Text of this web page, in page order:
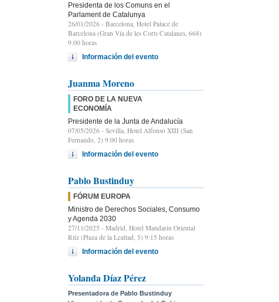
Presidenta de los Comuns en el
Parlament de Catalunya
26/01/2026 - Barcelona, Hotel Palace de
Barcelona (Gran Vía de les Corts Catalanes, 668)
9.00 horas
Información del evento
Juanma Moreno
FORO DE LA NUEVA
ECONOMÍA
Presidente de la Junta de Andalucía
07/05/2026 - Sevilla, Hotel Alfonso XIII (San
Fernando, 2) 9:00 horas
Información del evento
Pablo Bustinduy
FÓRUM EUROPA
Ministro de Derechos Sociales, Consumo
y Agenda 2030
27/11/2025 - Madrid, Hotel Mandarin Oriental
Ritz (Plaza de la Lealtad, 5) 9:15 horas
Información del evento
Yolanda Díaz Pérez
Presentadora de Pablo Bustinduy